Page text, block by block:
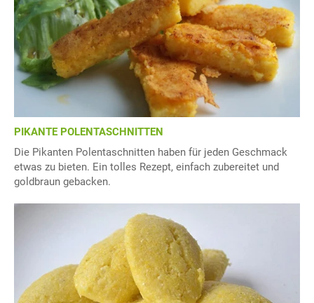
PIKANTE POLENTASCHNITTEN
Die Pikanten Polentaschnitten haben für jeden Geschmack
etwas zu bieten. Ein tolles Rezept, einfach zubereitet und
goldbraun gebacken.